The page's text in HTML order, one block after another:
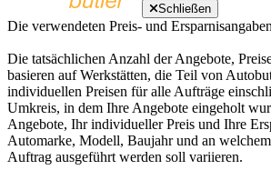
Schließen
Die verwendeten Preis- und Ersparnisangaben
Die tatsächlichen Anzahl der Angebote,
basieren auf Werkstätten, die Teil von
individuellen Preisen für alle Aufträge
Umkreis, in dem Ihre Angebote eingeholt
Angebote, Ihr individueller Preis und Ihre
Automarke, Modell, Baujahr und an
Auftrag ausgeführt werden soll variieren.